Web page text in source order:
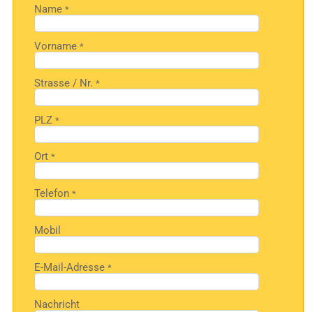
Name*
Vorname*
Strasse / Nr.*
PLZ*
Ort*
Telefon*
Mobil
E-Mail-Adresse*
Nachricht